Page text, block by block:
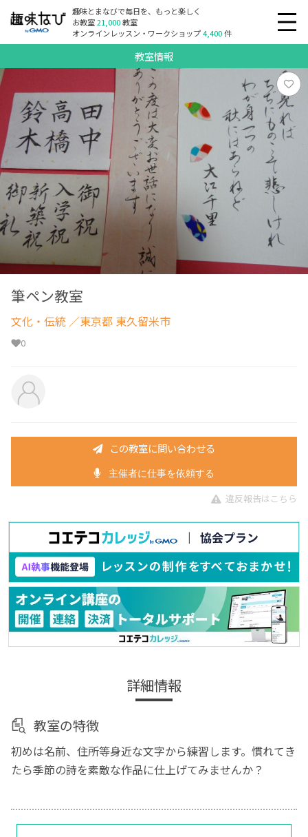
趣味とまなびで毎日を、もっと楽しく
お教室21,000教室
オンラインレッスン・ワークショップ4,400件
教室情報
筆ペン教室
文化・伝統 ／東京都 東久留米市
0
この教室に問い合わせる
主催者に仕事を依頼する
違反報告はこちら
詳細情報
教室の特徴
初めは名前、住所等身近な文字から練習します。慣れてき
たら季節の詩を素敵な作品に仕上げてみませんか？